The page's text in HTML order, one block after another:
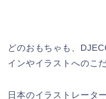
どのおもちゃも、
インやイラストへのこ
日本のイラストレータ